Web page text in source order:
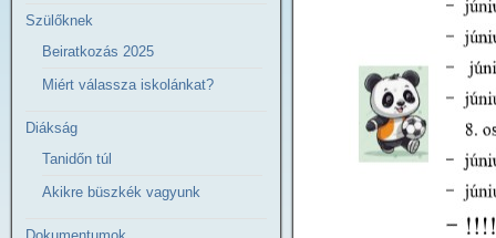
Szülőknek
Beiratkozás 2025
Miért válassza iskolánkat?
Diákság
Tanidőn túl
Akikre büszkék vagyunk